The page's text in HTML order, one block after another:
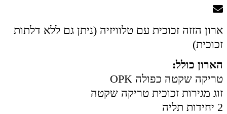
ארון הזזה זכוכית עם טלוויזיה (ניתן גם ללא דלתות
זכוכית)
הארון כולל:
טריקה שקטה כפולה OPK
זוג מגירות זכוכית טריקה שקטה
2 יחידות תליה